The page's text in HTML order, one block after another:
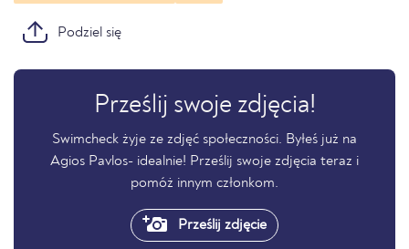
Podziel się
Prześlij swoje zdjęcia!
Swimcheck żyje ze zdjęć społeczności. Byłeś już na
Agios Pavlos- idealnie! Prześlij swoje zdjęcia teraz i
pomóż innym członkom.
Prześlij zdjęcie